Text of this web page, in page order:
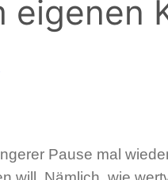
eigenen
Pause mal